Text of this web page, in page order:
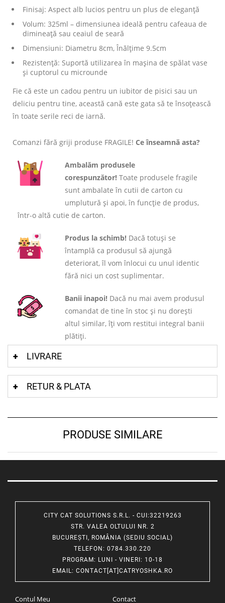
Finisaj: Aspect alb lucios pentru un plus de eleganță
Volum: 325ml – dimensiunea ideală pentru cafeaua de
dimineață sau ceaiul de seară
Dimensiuni: Diametru 8cm, Înălțime 9.5cm
Rezistență: Suportă utilizarea în mașina de spălat vase
și cuptorul cu microunde
Fie că este un cadou pentru un iubitor de pisici sau un
deliciu pentru tine, această cană este gata să te însoțească
în toate serile reci de iarnă.
Comanzi fără griji produse FRAGILE! Ce înseamnă asta?
Ambalăm produsele
corespunzător! Toate produsele fragile
sunt ambalate în cutii de carton cu
umplutură și apoi, în funcție de produs,
într-o altă cutie de carton.
Produs la schimb! Dacă totuși se
întamplă ca produsul să ajungă
deteriorat, îl vom înlocui cu unul identic
fără nici un cost suplimentar.
Banii inapoi! Dacă nu mai avem produsul
comandat de tine în stoc și nu dorești
altul similar, îți vom restitui integral banii
plătiți.
LIVRARE
RETUR & PLATA
PRODUSE SIMILARE
CITY CAT SOLUTIONS S.R.L. - CUI:32219263
STR. VALEA OLTULUI NR. 2
BUCUREȘTI, ROMÂNIA (SEDIU SOCIAL)
TELEFON : 0784.330.220
PROGRAM: LUNI - VINERI: 10-18
EMAIL: CONTACT[AT]CATRYOSHKA.RO
Contul Meu Contact